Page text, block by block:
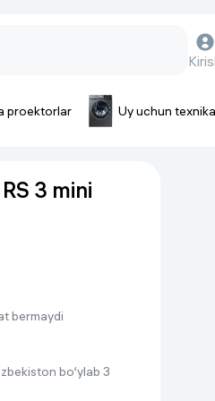
uchun g’ilof
tovarlar
va akkumulyatorlar
proektorlar Uy uchun texnika
3 mini
bermaydi
bo‘ylab 3